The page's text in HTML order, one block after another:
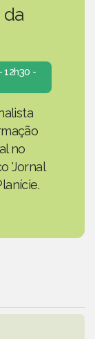
12h30 -
no
'Jornal